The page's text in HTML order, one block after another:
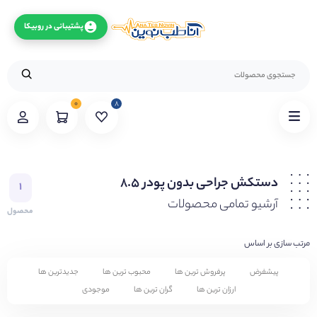
۰ ۸
دستکش جراحی بدون پودر ۸.۵
آرشیو تمامی محصولات
۱
محصول
مرتب سازی بر اساس
پیشفرض پرفروش ترین ها محبوب ترین ها
جدیدترین ها
ارزان ترین ها
گران ترین ها موجودی
پشتیبانی در روبیکا